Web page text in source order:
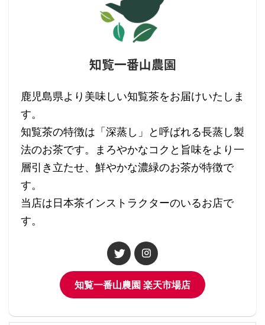
知覧一番山農園
鹿児島県より美味しい知覧茶をお届けいたしま
す。
知覧茶の特徴は「深蒸し」と呼ばれる長蒸し製
法のお茶です。まろやかなコクと旨味をより一
層引き立たせ、鮮やかな濃緑のお茶が特徴で
す。
当店は日本茶インストラクターのいるお店で
す。
知覧一番山農園 楽天市場店